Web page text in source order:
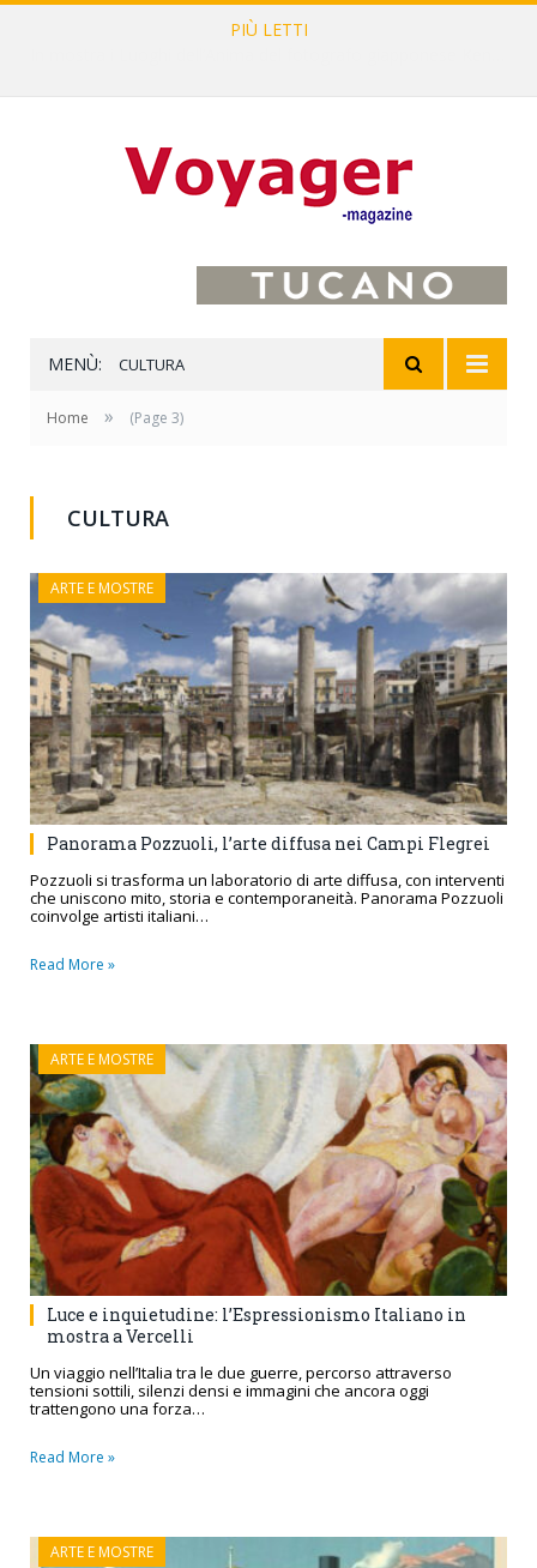
PIÙ LETTI
MENÙ: CULTURA
Home » (Page 3)
CULTURA
ARTE E MOSTRE
Panorama Pozzuoli, l’arte diffusa nei Campi Flegrei
Pozzuoli si trasforma un laboratorio di arte diffusa, con interventi
che uniscono mito, storia e contemporaneità. Panorama Pozzuoli
coinvolge artisti italiani…
Read More »
ARTE E MOSTRE
Luce e inquietudine: l’Espressionismo Italiano in
mostra a Vercelli
Un viaggio nell’Italia tra le due guerre, percorso attraverso
tensioni sottili, silenzi densi e immagini che ancora oggi
trattengono una forza…
Read More »
ARTE E MOSTRE